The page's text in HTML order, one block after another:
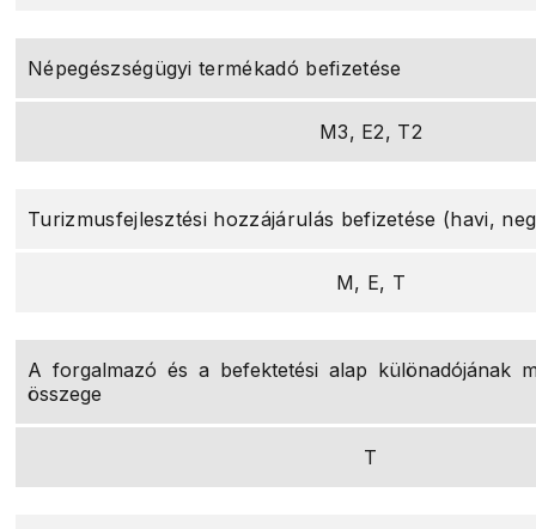
Népegészségügyi termékadó befizetése
M3, E2, T2
Turizmusfejlesztési hozzájárulás befizetése (havi,
M, E, T
A forgalmazó és a befektetési alap különadójának
összege
T